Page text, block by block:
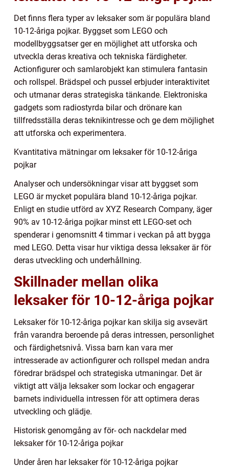
Det finns flera typer av leksaker som är populära bland
10-12-åriga pojkar. Byggset som LEGO och
modellbyggsatser ger en möjlighet att utforska och
utveckla deras kreativa och tekniska färdigheter.
Actionfigurer och samlarobjekt kan stimulera fantasin
och rollspel. Brädspel och pussel erbjuder interaktivitet
och utmanar deras strategiska tänkande. Elektroniska
gadgets som radiostyrda bilar och drönare kan
tillfredsställa deras teknikintresse och ge dem möjlighet
att utforska och experimentera.
Kvantitativa mätningar om leksaker för 10-12-åriga
pojkar
Analyser och undersökningar visar att byggset som
LEGO är mycket populära bland 10-12-åriga pojkar.
Enligt en studie utförd av XYZ Research Company, äger
90% av 10-12-åriga pojkar minst ett LEGO-set och
spenderar i genomsnitt 4 timmar i veckan på att bygga
med LEGO. Detta visar hur viktiga dessa leksaker är för
deras utveckling och underhållning.
Skillnader mellan olika
leksaker för 10-12-åriga pojkar
Leksaker för 10-12-åriga pojkar kan skilja sig avsevärt
från varandra beroende på deras intressen, personlighet
och färdighetsnivå. Vissa barn kan vara mer
intresserade av actionfigurer och rollspel medan andra
föredrar brädspel och strategiska utmaningar. Det är
viktigt att välja leksaker som lockar och engagerar
barnets individuella intressen för att optimera deras
utveckling och glädje.
Historisk genomgång av för- och nackdelar med
leksaker för 10-12-åriga pojkar
Under åren har leksaker för 10-12-åriga pojkar